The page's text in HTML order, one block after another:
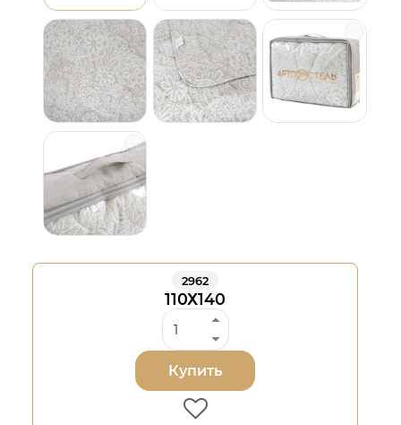
2962
110Х140
Купить